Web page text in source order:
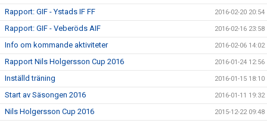
Rapport: GIF - Ystads IF FF 2016-02-20 20:54
Rapport: GIF - Veberöds AIF 2016-02-16 23:58
Info om kommande aktiviteter 2016-02-06 14:02
Rapport Nils Holgersson Cup 2016 2016-01-24 12:56
Inställd träning 2016-01-15 18:10
Start av Säsongen 2016 2016-01-11 19:32
Nils Holgersson Cup 2016 2015-12-22 09:48